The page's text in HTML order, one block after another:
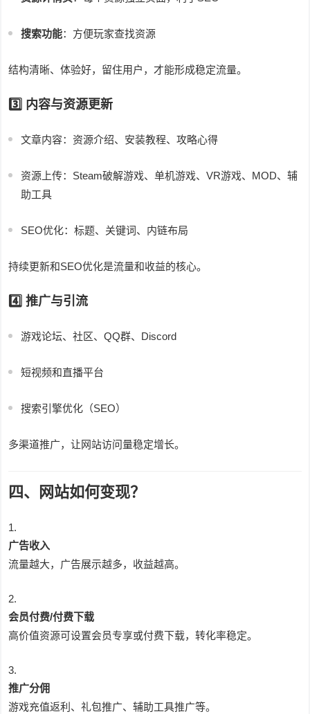
搜索功能：方便玩家查找资源
结构清晰、体验好，留住用户，才能形成稳定流量。
3️⃣ 内容与资源更新
文章内容：资源介绍、安装教程、攻略心得
资源上传：Steam破解游戏、单机游戏、VR游戏、MOD、辅
助工具
SEO优化：标题、关键词、内链布局
持续更新和SEO优化是流量和收益的核心。
4️⃣ 推广与引流
游戏论坛、社区、QQ群、Discord
短视频和直播平台
搜索引擎优化（SEO）
多渠道推广，让网站访问量稳定增长。
四、网站如何变现？
广告收入
流量越大，广告展示越多，收益越高。
会员付费/付费下载
高价值资源可设置会员专享或付费下载，转化率稳定。
推广分佣
游戏充值返利、礼包推广、辅助工具推广等。